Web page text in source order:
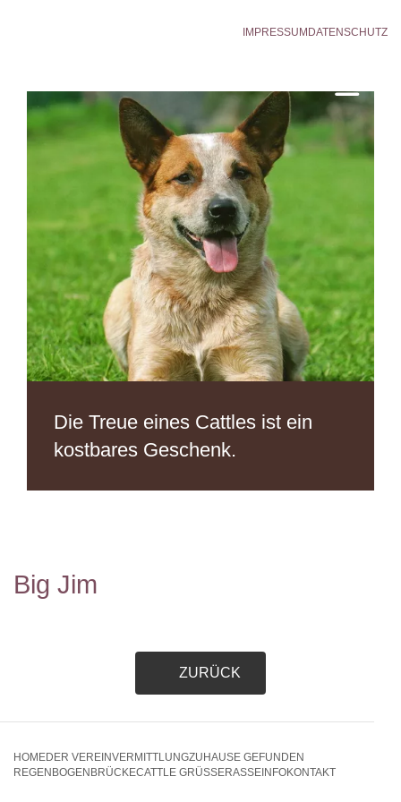
IMPRESSUM DATENSCHUTZ
Die Treue eines Cattles ist ein
kostbares Geschenk.
Big Jim
ZURÜCK
HOMEDER VEREINVERMITTLUNGZUHAUSE GEFUNDEN
REGENBOGENBRÜCKECATTLE GRÜSSE RASSEINFOKONTAKT